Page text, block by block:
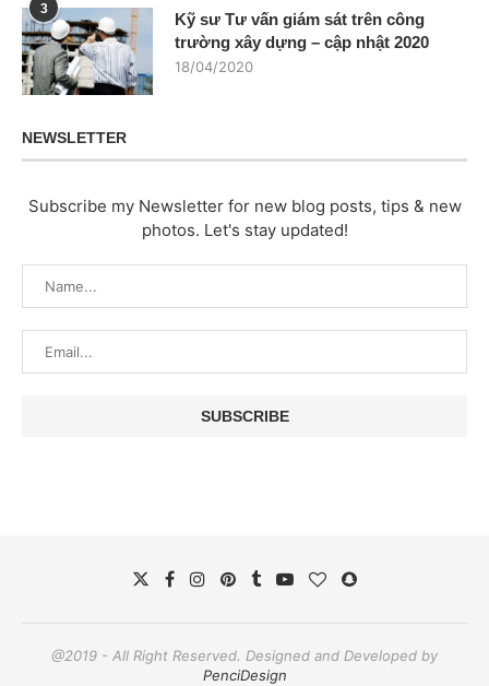
3
Kỹ sư Tư vấn giám sát trên công
trường xây dựng – cập nhật 2020
18/04/2020
NEWSLETTER
Subscribe my Newsletter for new blog posts, tips & new
photos. Let's stay updated!
@2019 - All Right Reserved. Designed and Developed by
PenciDesign